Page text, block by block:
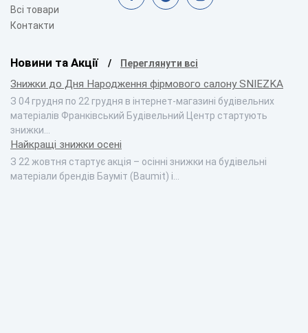
Всі товари
Контакти
Новини та Акції Переглянути всі
Знижки до Дня Народження фірмового салону SNIEZKA
З 04 грудня по 22 грудня в інтернет-магазині будівельних
матеріалів Франківський Будівельний Центр стартують
знижки…
Найкращі знижки осені
З 22 жовтня стартує акція – осінні знижки на будівельні
матеріали брендів Бауміт (Baumit) і…